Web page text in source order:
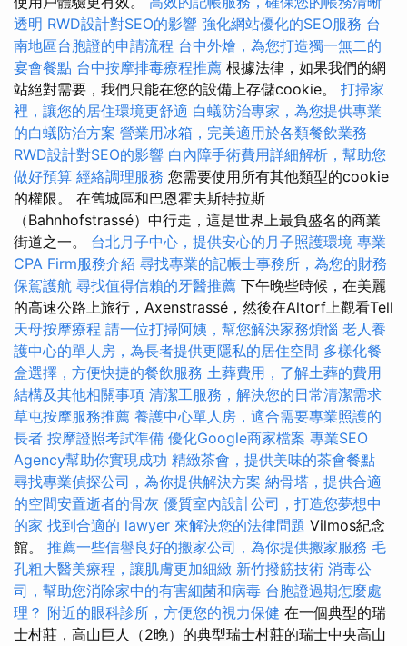
透明 RWD設計對SEO的影響 強化網站優化的SEO服務 台
南地區台胞證的申請流程 台中外燴，為您打造獨一無二的
宴會餐點 台中按摩排毒療程推薦 根據法律，如果我們的網
站絕對需要，我們只能在您的設備上存儲cookie。 打掃家
裡，讓您的居住環境更舒適 白蟻防治專家，為您提供專業
的白蟻防治方案 營業用冰箱，完美適用於各類餐飲業務
RWD設計對SEO的影響 白內障手術費用詳細解析，幫助您
做好預算 經絡調理服務 您需要使用所有其他類型的cookie
的權限。 在舊城區和巴恩霍夫斯特拉斯
（Bahnhofstrassé）中行走，這是世界上最負盛名的商業
街道之一。 台北月子中心，提供安心的月子照護環境 專業
CPA Firm服務介紹 尋找專業的記帳士事務所，為您的財務
保駕護航 尋找值得信賴的牙醫推薦 下午晚些時候，在美麗
的高速公路上旅行，Axenstrassé，然後在Altorf上觀看Tell
天母按摩療程 請一位打掃阿姨，幫您解決家務煩惱 老人養
護中心的單人房，為長者提供更隱私的居住空間 多樣化餐
盒選擇，方便快捷的餐飲服務 土葬費用，了解土葬的費用
結構及其他相關事項 清潔工服務，解決您的日常清潔需求
草屯按摩服務推薦 養護中心單人房，適合需要專業照護的
長者 按摩證照考試準備 優化Google商家檔案 專業SEO
Agency幫助你實現成功 精緻茶會，提供美味的茶會餐點
尋找專業偵探公司，為你提供解決方案 納骨塔，提供合適
的空間安置逝者的骨灰 優質室內設計公司，打造您夢想中
的家 找到合適的 lawyer 來解決您的法律問題 Vilmos紀念
館。 推薦一些信譽良好的搬家公司，為你提供搬家服務 毛
孔粗大醫美療程，讓肌膚更加細緻 新竹撥筋技術 消毒公
司，幫助您消除家中的有害細菌和病毒 台胞證過期怎麼處
理？ 附近的眼科診所，方便您的視力保健 在一個典型的瑞
士村莊，高山巨人（2晚）的典型瑞士村莊的瑞士中央高山